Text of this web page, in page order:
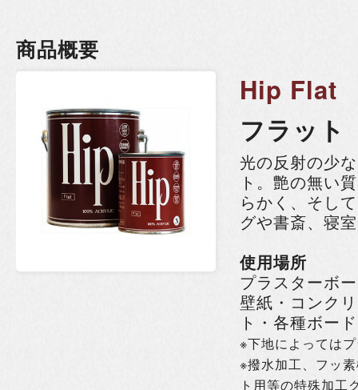
商品概要
Hip Flat
フラット
光の反射の少
ト。艶の無い
らかく、そし
グや書斎、寝
使用場所
プラスターボ
壁紙・コンク
ト・各種ボード
※下地によっては
※撥水加工、フッ
ト用等の特殊加工